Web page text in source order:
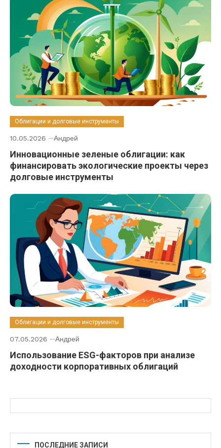
Облигации и долговые инструменты
10.05.2026 Андрей
Инновационные зеленые облигации: как
финансировать экологические проекты через
долговые инструменты
Облигации и долговые инструменты
07.05.2026 Андрей
Использование ESG-факторов при анализе
доходности корпоративных облигаций
ПОСЛЕДНИЕ ЗАПИСИ